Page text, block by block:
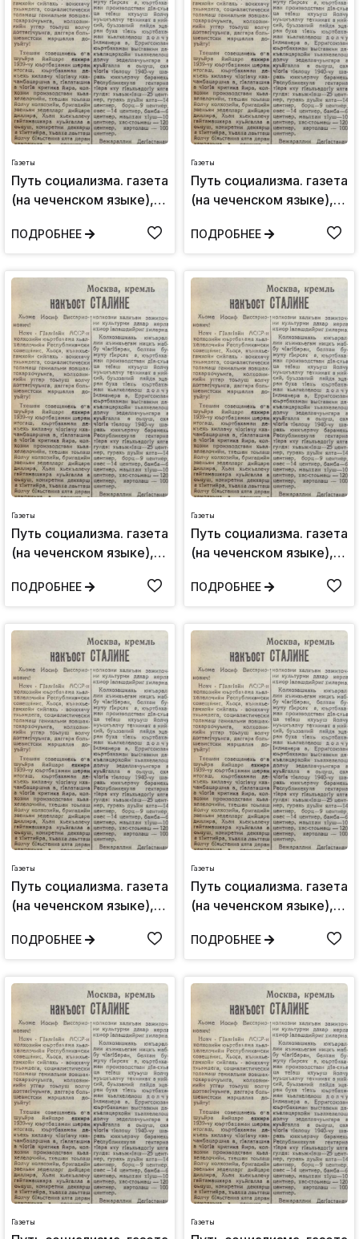
Газеты
Путь социализма. газета
(на чеченском языке),
июля,1940: №54(147)
ПОДРОБНЕЕ
Газеты
Путь социализма. газета
(на чеченском языке),
№26(219)
ПОДРОБНЕЕ
Газеты
Путь социализма. газета
(на чеченском языке),
сентября,1940:
ПОДРОБНЕЕ
Газеты
Путь социализма. газета
(на чеченском языке),
№88(402)
ПОДРОБНЕЕ
Газеты
Путь социализма. газета
(на чеченском языке),
ноября,1943: №92(406)
ПОДРОБНЕЕ
Газеты
Путь социализма. газета
(на чеченском языке),
№85(179)
ПОДРОБНЕЕ
Газеты Газеты